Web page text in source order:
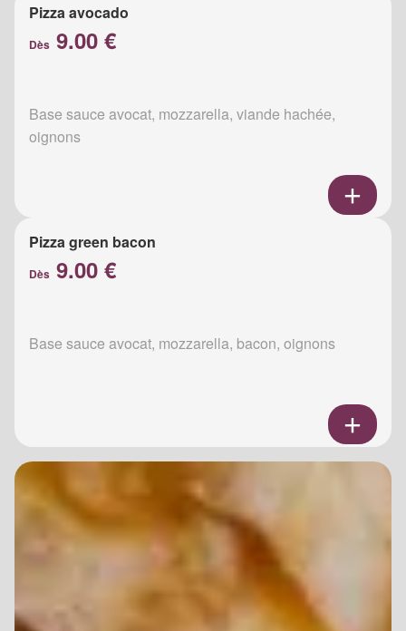
Pizza avocado
Dès 9.00 €
Base sauce avocat, mozzarella, viande hachée,
oignons
Pizza green bacon
Dès 9.00 €
Base sauce avocat, mozzarella, bacon, oignons